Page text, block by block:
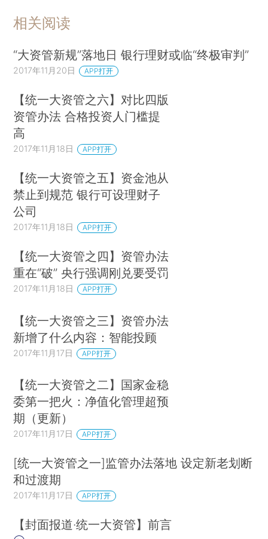
相关阅读
“大资管新规”落地日 银行理财或临“终极审判”
2017年11月20日 APP打开
【统一大资管之六】对比四版
资管办法 合格投资人门槛提
高
2017年11月18日 APP打开
【统一大资管之五】资金池从
禁止到规范 银行可设理财子
公司
2017年11月18日 APP打开
【统一大资管之四】资管办法
重在“破” 央行强调刚兑要受罚
2017年11月18日 APP打开
【统一大资管之三】资管办法
新增了什么内容：智能投顾
2017年11月17日 APP打开
【统一大资管之二】国家金稳
委第一把火：净值化管理超预
期（更新）
2017年11月17日 APP打开
[统一大资管之一]监管办法落地 设定新老划断
和过渡期
2017年11月17日 APP打开
【封面报道·统一大资管】前言